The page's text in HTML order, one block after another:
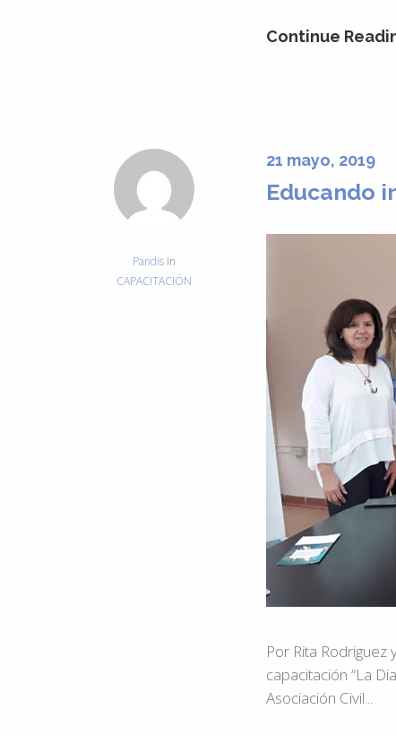
Continue
21 mayo, 2019
Pandis In
CAPACITACIÓN
Educando
Por Rita
capacitación “La
Asociación Civil...